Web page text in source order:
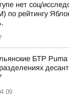
нет соц/
по рейтингу
БТР